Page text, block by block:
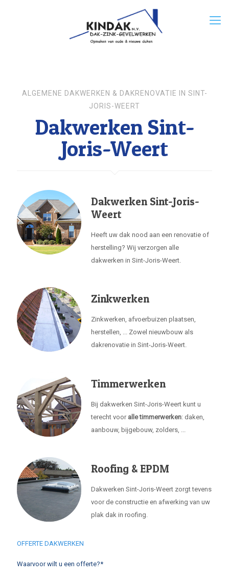
ALGEMENE DAKWERKEN & DAKRENOVATIE IN SINT-
JORIS-WEERT
Dakwerken Sint-
Joris-Weert
Dakwerken Sint-Joris-
Weert
Heeft uw dak nood aan een renovatie of
herstelling? Wij verzorgen alle
dakwerken in Sint-Joris-Weert.
Zinkwerken
Zinkwerken, afvoerbuizen plaatsen,
herstellen, ... Zowel nieuwbouw als
dakrenovatie in Sint-Joris-Weert.
Timmerwerken
Bij dakwerken Sint-Joris-Weert kunt u
terecht voor alle timmerwerken: daken,
aanbouw, bijgebouw, zolders, ...
Roofing & EPDM
Dakwerken Sint-Joris-Weert zorgt tevens
voor de constructie en afwerking van uw
plak dak in roofing.
OFFERTE DAKWERKEN
Waarvoor wilt u een offerte?*